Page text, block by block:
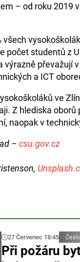
– od roku 2019
počet studentů z
výrazně převažují
a ICT
ve
Z hlediska
naopak v
– csu.gov.cz
27 Červenec 18:45
Při požáru